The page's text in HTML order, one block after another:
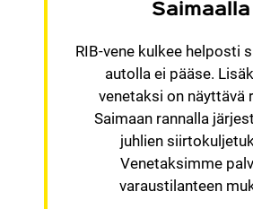
Saimaalla
RIB-vene kulkee helposti
autolla ei pääse.
venetaksi on näyttävä
Saimaan rannalla
juhlien
Venetaksimme
varaustilanteen